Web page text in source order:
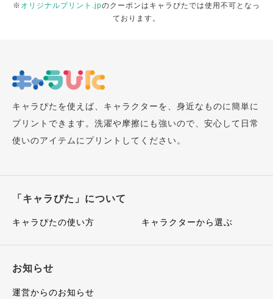
※ オリジナルプリント.jpのクーポンはキャラぴたでは使用不可となっ
ております。
キャラぴたを使えば、キャラクターを、身近なものに簡単に
プリントできます。洗濯や摩擦にも強いので、安心して日常
使いのアイテムにプリントしてください。
「キャラぴた」について
キャラぴたの使い方 キャラクターから選ぶ
お知らせ
運営からのお知らせ